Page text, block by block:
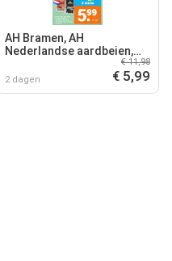
AH Bramen, AH
Nederlandse aardbeien,
AH Nederlandse kersen
2 dagen
€ 11,98
€ 5,99